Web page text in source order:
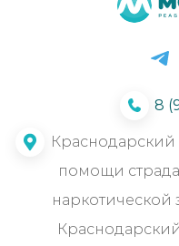
8
помощи